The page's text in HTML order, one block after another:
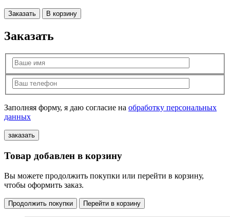
Заказать В корзину
Заказать
Заполняя форму, я даю согласие на обработку персональных
данных
Товар добавлен в корзину
Вы можете продолжить покупки или перейти в корзину,
чтобы оформить заказ.
Продолжить покупки Перейти в корзину